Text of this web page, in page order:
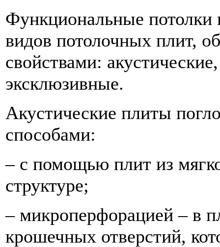
Функциональные потолки
видов потолочных плит,
свойствами:
эксклюзивные.
Акустические плиты
способами:
– с помощью плит из
структуре;
– микроперфорацией – в
крошечных отверстий,